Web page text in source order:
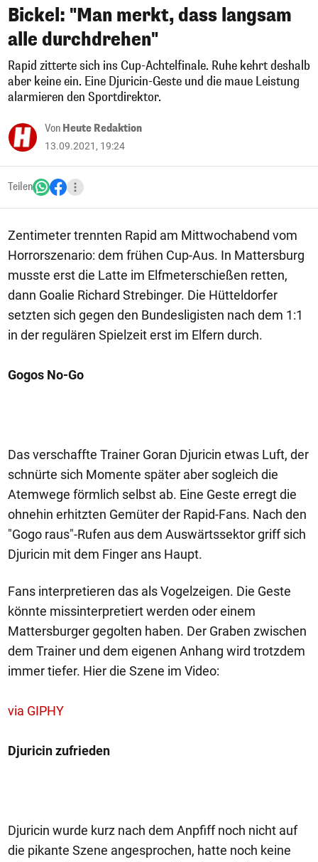
Bickel: "Man merkt, dass langsam
alle durchdrehen"
Rapid zitterte sich ins Cup-Achtelfinale. Ruhe kehrt deshalb
aber keine ein. Eine Djuricin-Geste und die maue Leistung
alarmieren den Sportdirektor.
Von Heute Redaktion
13.09.2021, 19:24
Teilen
Zentimeter trennten Rapid am Mittwochabend vom
Horrorszenario: dem frühen Cup-Aus. In Mattersburg
musste erst die Latte im Elfmeterschießen retten,
dann Goalie Richard Strebinger. Die Hütteldorfer
setzten sich gegen den Bundesligisten nach dem 1:1
in der regulären Spielzeit erst im Elfern durch.
Gogos No-Go
Das verschaffte Trainer Goran Djuricin etwas Luft, der
schnürte sich Momente später aber sogleich die
Atemwege förmlich selbst ab. Eine Geste erregt die
ohnehin erhitzten Gemüter der Rapid-Fans. Nach den
"Gogo raus"-Rufen aus dem Auswärtssektor griff sich
Djuricin mit dem Finger ans Haupt.
Fans interpretieren das als Vogelzeigen. Die Geste
könnte missinterpretiert werden oder einem
Mattersburger gegolten haben. Der Graben zwischen
dem Trainer und dem eigenen Anhang wird trotzdem
immer tiefer. Hier die Szene im Video:
via GIPHY
Djuricin zufrieden
Djuricin wurde kurz nach dem Anpfiff noch nicht auf
die pikante Szene angesprochen, hatte noch keine